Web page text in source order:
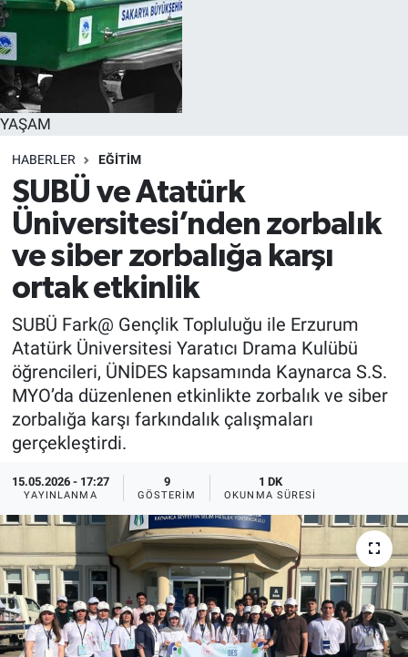
YAŞAM
HABERLER EĞİTİM
SUBÜ ve Atatürk
Üniversitesi’nden zorbalık
ve siber zorbalığa karşı
ortak etkinlik
SUBÜ Fark@ Gençlik Topluluğu ile Erzurum
Atatürk Üniversitesi Yaratıcı Drama Kulübü
öğrencileri, ÜNİDES kapsamında Kaynarca S.S.
MYO’da düzenlenen etkinlikte zorbalık ve siber
zorbalığa karşı farkındalık çalışmaları
gerçekleştirdi.
15.05.2026 - 17:27
YAYINLANMA
9
GÖSTERIM
1 DK
OKUNMA SÜRESI